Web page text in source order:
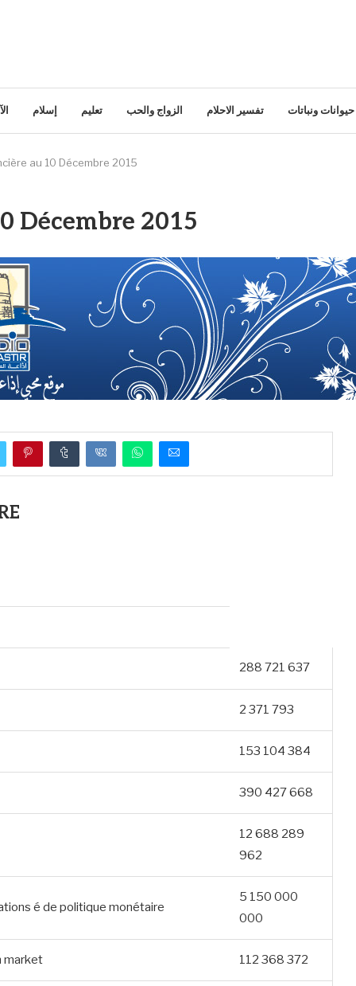
إسلام تعليم الزواج والحب تفسير الاحلام حيوانات ونباتات
au 10 Décembre 2015
Décembre 2015
288 721 637
2 371 793
153 104 384
390 427 668
12 688 289
962
é de politique monétaire
5 150 000
000
market 112 368 372